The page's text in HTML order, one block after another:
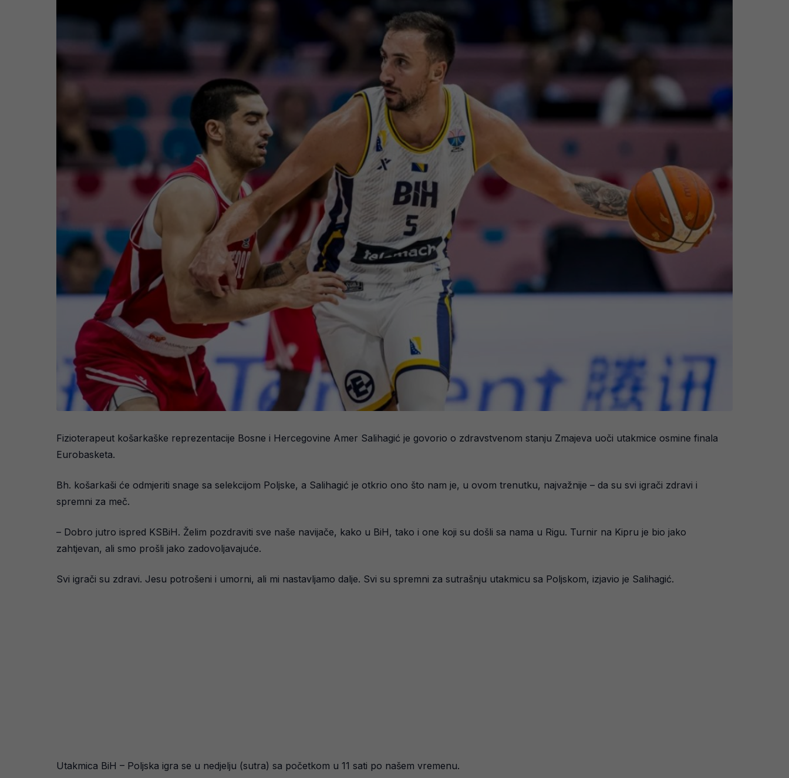
Fizioterapeut košarkaške reprezentacije Bosne i Hercegovine Amer Salihagić je govorio o zdravstvenom stanju Zmajeva uoči utakmice osmine finala
Eurobasketa.
Bh. košarkaši će odmjeriti snage sa selekcijom Poljske, a Salihagić je otkrio ono što nam je, u ovom trenutku, najvažnije – da su svi igrači zdravi i
spremni za meč.
– Dobro jutro ispred KSBiH. Želim pozdraviti sve naše navijače, kako u BiH, tako i one koji su došli sa nama u Rigu. Turnir na Kipru je bio jako
zahtjevan, ali smo prošli jako zadovoljavajuće.
Svi igrači su zdravi. Jesu potrošeni i umorni, ali mi nastavljamo dalje. Svi su spremni za sutrašnju utakmicu sa Poljskom, izjavio je Salihagić.
Utakmica BiH – Poljska igra se u nedjelju (sutra) sa početkom u 11 sati po našem vremenu.